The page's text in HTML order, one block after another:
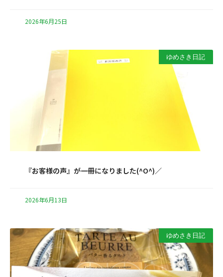
2026年6月25日
ゆめさき日記
『お客様の声』が一冊になりました(^O^)／
2026年6月13日
ゆめさき日記